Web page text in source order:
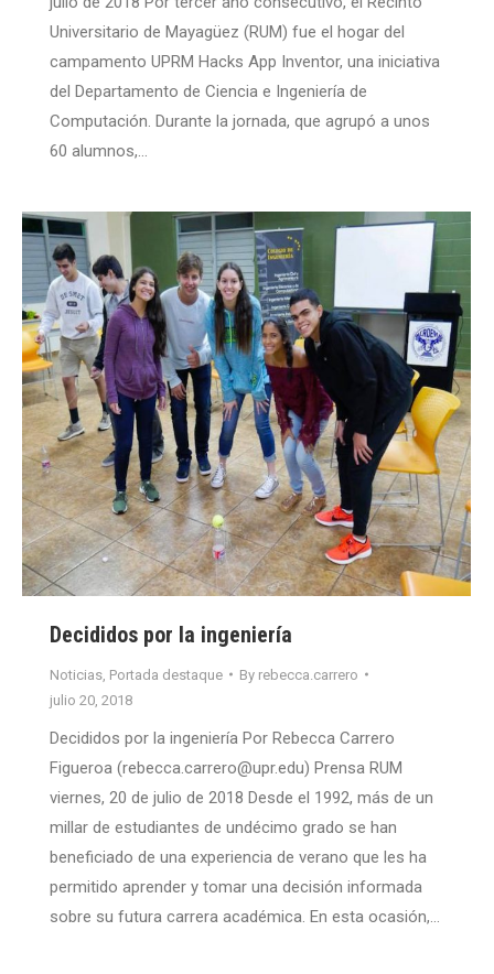
Universitario de Mayagüez (RUM) fue el hogar del
campamento UPRM Hacks App Inventor, una iniciativa
del Departamento de Ciencia e Ingeniería de
Computación. Durante la jornada, que agrupó a unos
60 alumnos,…
Decididos por la ingeniería
Noticias Portada destaque By rebecca.carrero
julio 20, 2018
Decididos por la ingeniería Por Rebecca Carrero
Figueroa (rebecca.carrero@upr.edu) Prensa RUM
viernes, 20 de julio de 2018 Desde el 1992, más de un
millar de estudiantes de undécimo grado se han
beneficiado de una experiencia de verano que les ha
permitido aprender y tomar una decisión informada
sobre su futura carrera académica. En esta ocasión,…